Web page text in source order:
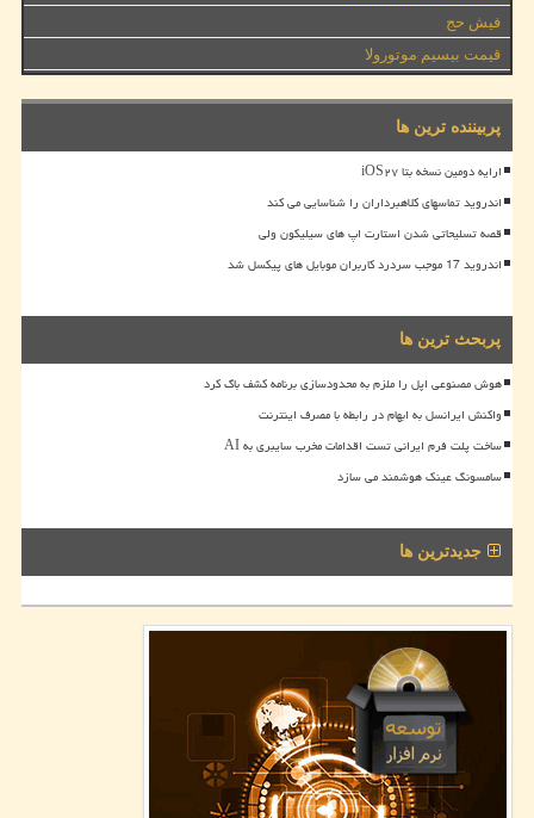
فیش حج
قیمت بیسیم موتورولا
پربیننده ترین ها
ارایه دومین نسخه بتا iOS۲۷
اندروید تماسهای کلاهبرداران را شناسایی می کند
قصه تسلیحاتی شدن استارت اپ های سیلیکون ولی
اندروید 17 موجب سردرد کاربران موبایل های پیکسل شد
پربحث ترین ها
هوش مصنوعی اپل را ملزم به محدودسازی برنامه کشف باگ کرد
واکنش ایرانسل به ابهام در رابطه با مصرف اینترنت
ساخت پلت فرم ایرانی تست اقدامات مخرب سایبری به AI
سامسونگ عینک هوشمند می سازد
جدیدترین ها